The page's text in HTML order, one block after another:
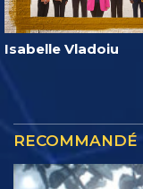
Isabelle Vladoiu
RECOMMANDÉ